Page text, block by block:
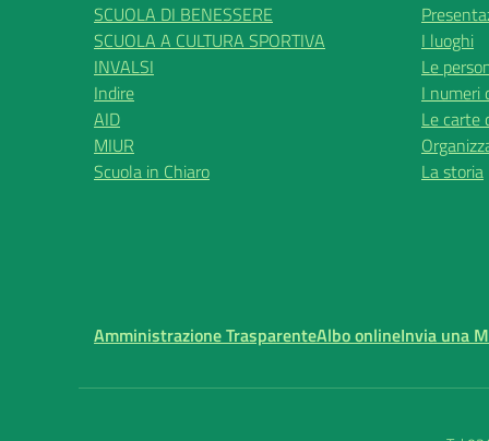
SCUOLA DI BENESSERE
SCUOLA A CULTURA SPORTIVA
INVALSI
Indire
AID
MIUR
Scuola in Chiaro
I luoghi
Le
I numeri
Le carte
La storia
Amministrazione TrasparenteAlbo onlineInvia una